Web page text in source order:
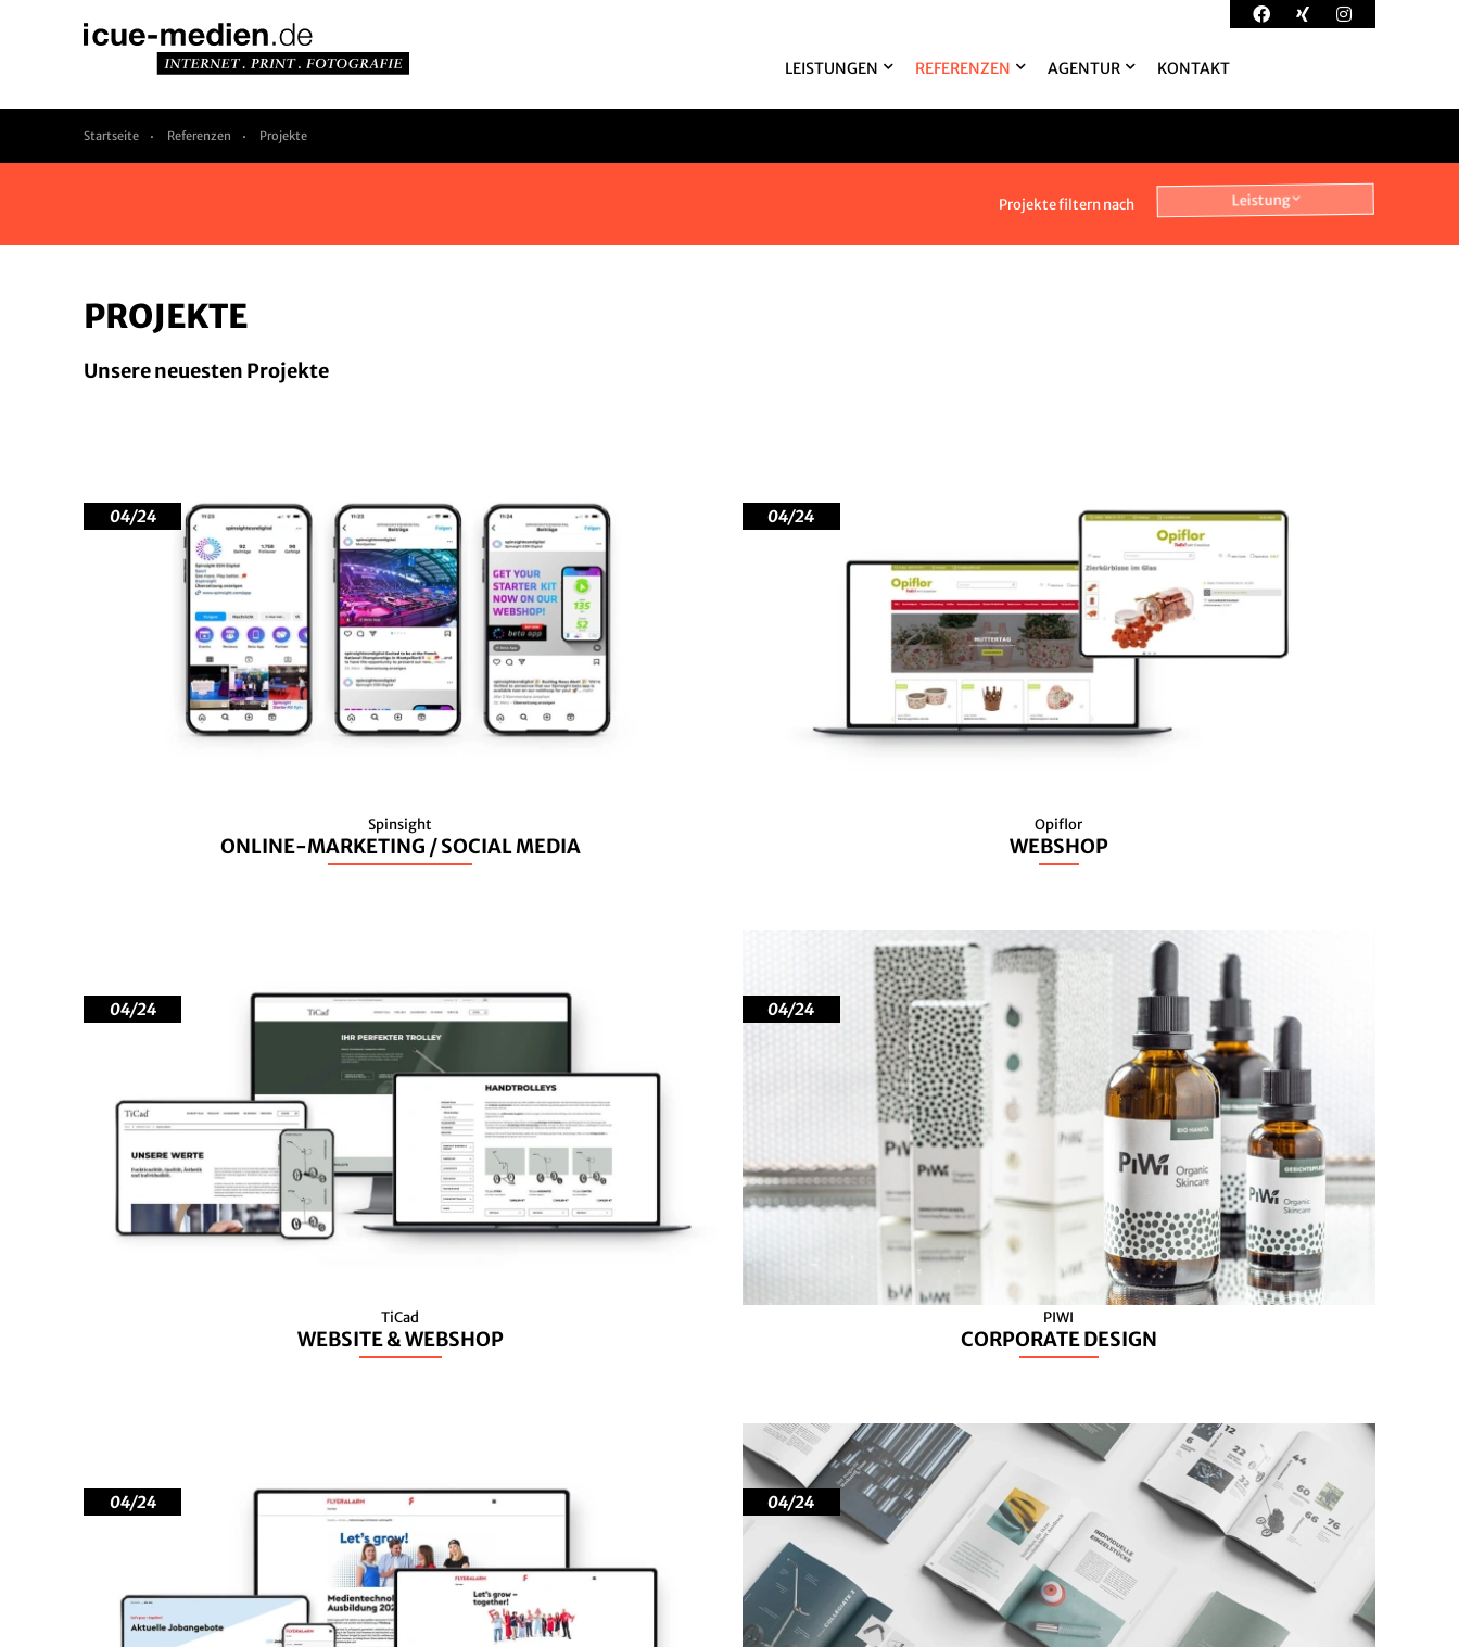
LEISTUNGEN REFERENZEN AGENTUR KONTAKT
Startseite Referenzen Projekte
Projekte filtern nach Leistung
PROJEKTE
Unsere neuesten Projekte
04/24
Spinsight
ONLINE-MARKETING / SOCIAL MEDIA
04/24
Opiflor
WEBSHOP
04/24
TiCad
WEBSITE & WEBSHOP
04/24
PIWI
CORPORATE DESIGN
04/24 04/24